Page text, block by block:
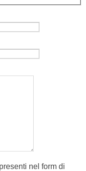
nel form di